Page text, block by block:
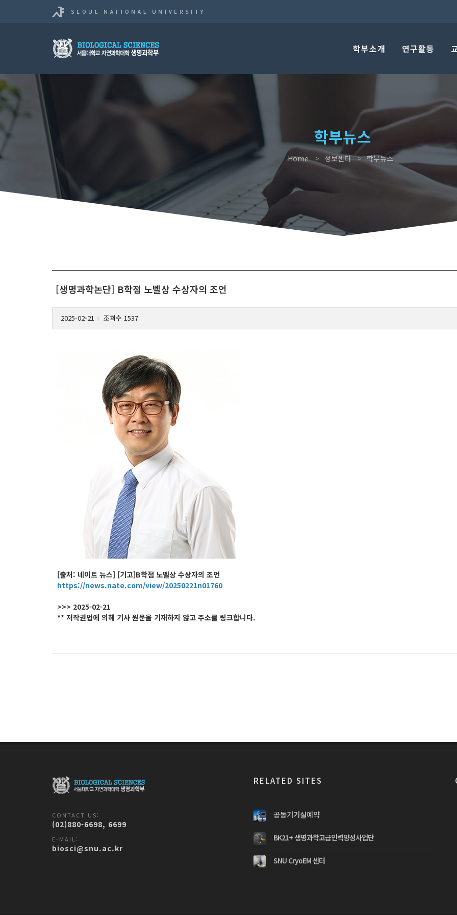
학부소개 연구활동
학부뉴스
Home 정보센터 학부뉴스
[생명과학논단] B학점 노벨상 수상자의 조언
2025-02-21 l 조회수 1537
[출처: 네이트 뉴스] [기고]B학점 노벨상 수상자의 조언
https://news.nate.com/view/20250221n01760
>>> 2025-02-21
** 저작권법에 의해 기사 원문을 기재하지 않고 주소를 링크합니다.
CONTACT US:
(02)880-6698, 6699
E-MAIL:
biosci@snu.ac.kr
RELATED SITES
공동기기실예약
BK21+ 생명과학고급인력양성사업단
SNU CryoEM 센터